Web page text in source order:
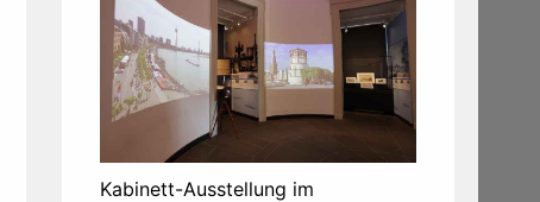
Kabinett-Ausstellung im